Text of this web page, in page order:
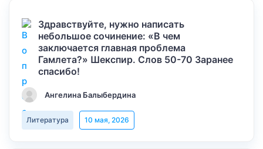
Здравствуйте, нужно написать
небольшое сочинение: «В чем
заключается главная проблема
Гамлета?» Шекспир. Слов 50-70 Заранее
спасибо!
Ангелина Балыбердина
Литература 10 мая, 2026